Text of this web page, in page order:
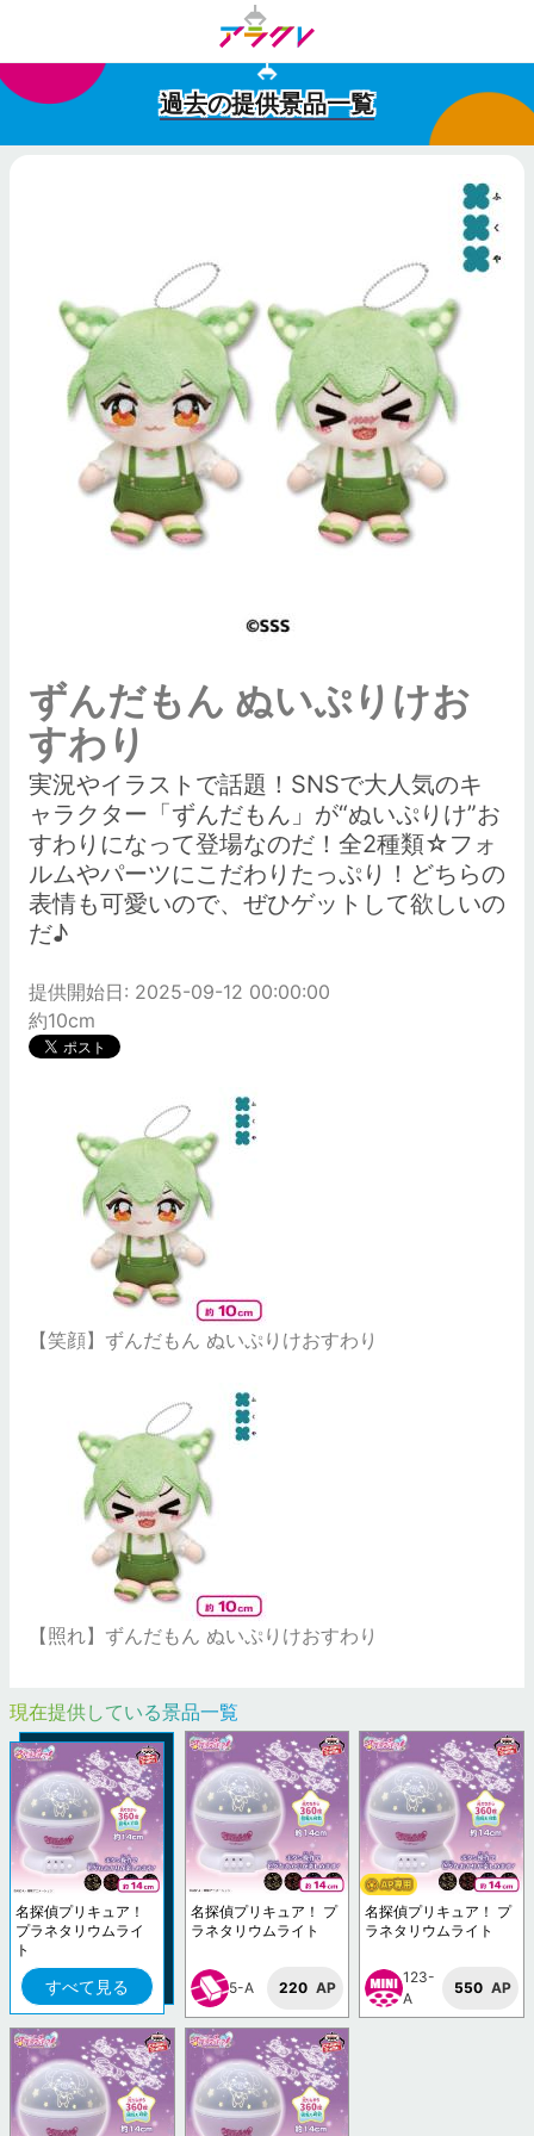
過去の提供景品一覧
ずんだもん ぬいぷりけお
すわり
実況やイラストで話題！SNSで大人気のキ
ャラクター「ずんだもん」が“ぬいぷりけ”お
すわりになって登場なのだ！全2種類☆フォ
ルムやパーツにこだわりたっぷり！どちらの
表情も可愛いので、ぜひゲットして欲しいの
だ♪
提供開始日: 2025-09-12 00:00:00
約10cm
【笑顔】ずんだもん ぬいぷりけおすわり
【照れ】ずんだもん ぬいぷりけおすわり
現在提供している景品一覧
名探偵プリキュア！
プラネタリウムライ
ト
すべて見る
名探偵プリキュア！ プ
ラネタリウムライト
5-A 220 AP
名探偵プリキュア！ プ
ラネタリウムライト
123-
A
550 AP